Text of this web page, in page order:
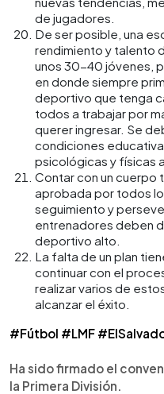
de jugadores.
De ser posible, una
rendimiento y talento
unos 30-40 jóvenes,
en donde siempre
deportivo que tenga
todos a trabajar por
querer ingresar. Se
condiciones
psicológicas y físicas
Contar con un cuerpo
aprobada por todos
seguimiento y
entrenadores deben
deportivo alto.
La falta de un plan
continuar con el
realizar varios de
alcanzar el éxito.
#Fútbol #LMF
Ha sido firmado el
la Primera División.